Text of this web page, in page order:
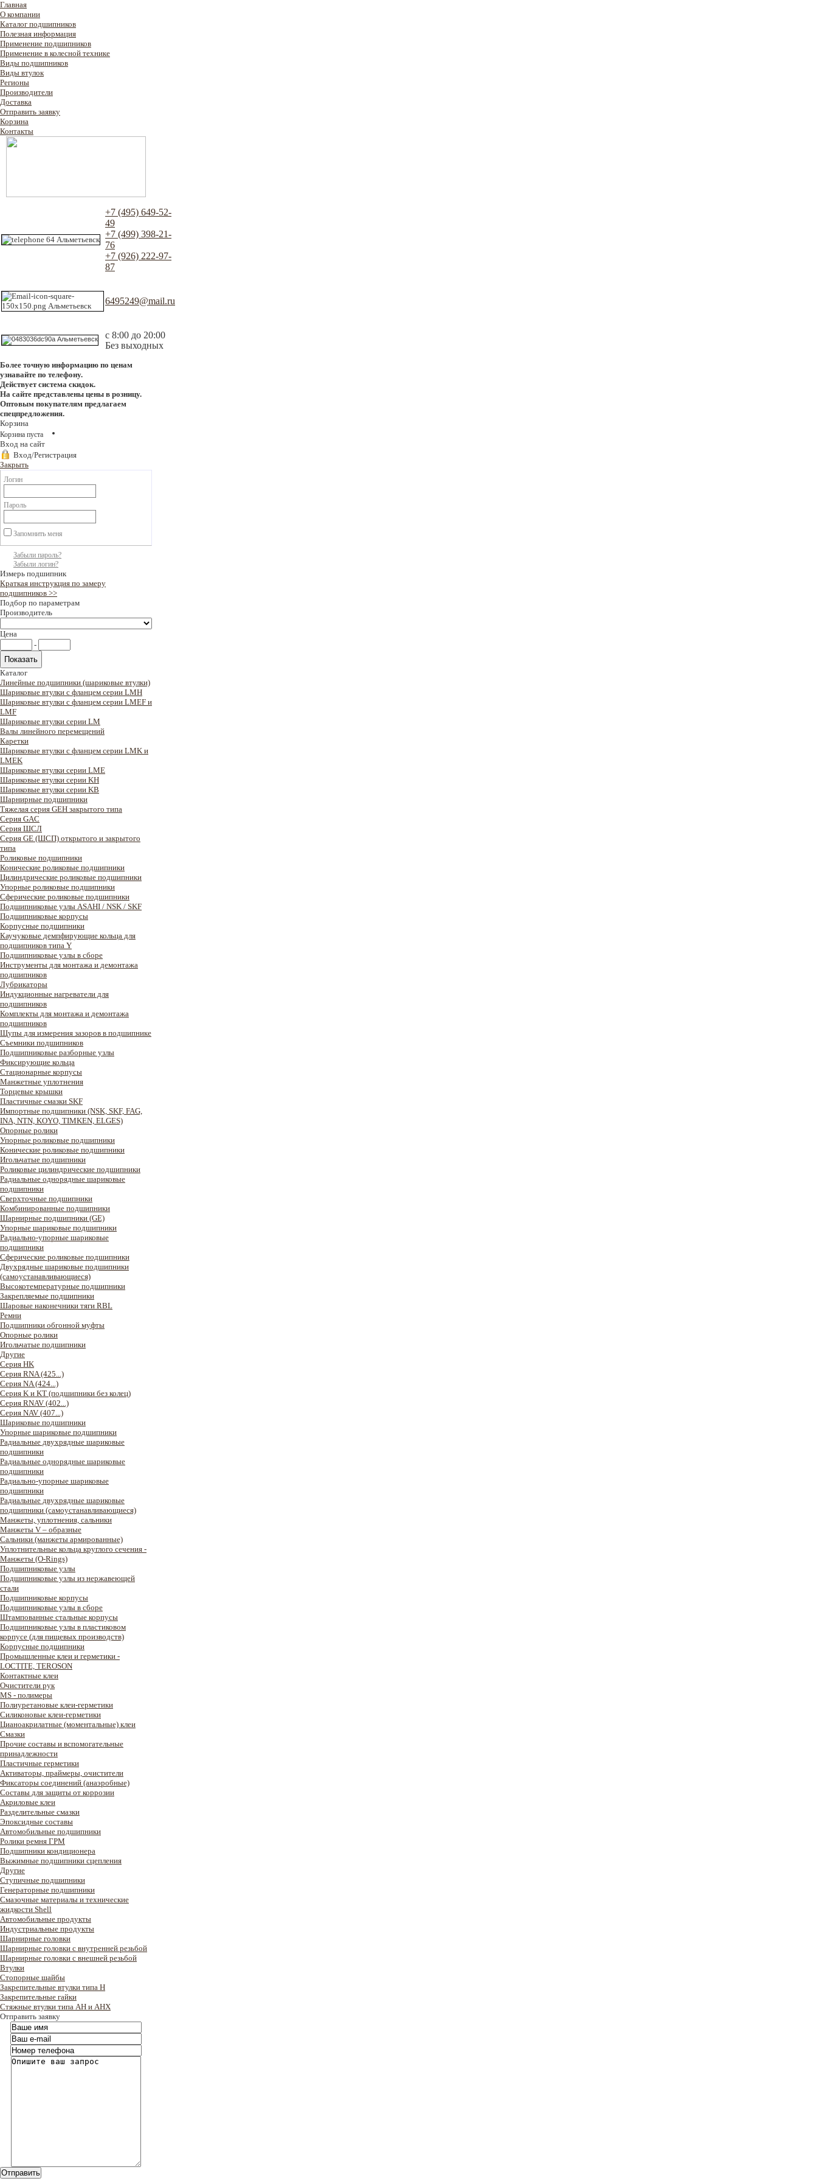
Главная
О компании
Каталог подшипников
Полезная информация
Применение подшипников
Применение в колесной технике
Виды подшипников
Виды втулок
Регионы
Производители
Доставка
Отправить заявку
Корзина
Контакты
+7 (495) 649-52-
49
+7 (499) 398-21-
76
+7 (926) 222-97-
87
6495249@mail.ru
с 8:00 до 20:00
Без выходных
Более точную информацию по ценам
узнавайте по телефону.
Действует система скидок.
На сайте представлены цены в розницу.
Оптовым покупателям предлагаем
спецпредложения.
Корзина
Корзина пуста
Вход на сайт
Вход/Регистрация
Закрыть
Логин
Пароль
Запомнить меня
Забыли пароль?
Забыли логин?
Измерь подшипник
Краткая инструкция по замеру
подшипников >>
Подбор по параметрам
Производитель
Цена
-
Каталог
Линейные подшипники (шариковые втулки)
Шариковые втулки с фланцем серии LMH
Шариковые втулки с фланцем серии LMEF и
LMF
Шариковые втулки серии LM
Валы линейного перемещений
Каретки
Шариковые втулки с фланцем серии LMK и
LMEK
Шариковые втулки серии LME
Шариковые втулки серии KH
Шариковые втулки серии KB
Шарнирные подшипники
Тяжелая серия GEH закрытого типа
Серия GAC
Cерия ШСЛ
Серия GE (ШСП) открытого и закрытого
типа
Роликовые подшипники
Конические роликовые подшипники
Цилиндрические роликовые подшипники
Упорные роликовые подшипники
Сферические роликовые подшипники
Подшипниковые узлы ASAHI / NSK / SKF
Подшипниковые корпусы
Корпусные подшипники
Каучуковые демпфирующие кольца для
подшипников типа Y
Подшипниковые узлы в сборе
Инструменты для монтажа и демонтажа
подшипников
Лубрикаторы
Индукционные нагреватели для
подшипников
Комплекты для монтажа и демонтажа
подшипников
Щупы для измерения зазоров в подшипнике
Съемники подшипников
Подшипниковые разборные узлы
Фиксирующие кольца
Стационарные корпусы
Манжетные уплотнения
Торцевые крышки
Пластичные смазки SKF
Импортные подшипники (NSK, SKF, FAG,
INA, NTN, KOYO, TIMKEN, ELGES)
Опорные ролики
Упорные роликовые подшипники
Конические роликовые подшипники
Игольчатые подшипники
Роликовые цилиндрические подшипники
Радиальные однорядные шариковые
подшипники
Сверхточные подшипники
Комбинированные подшипники
Шарнирные подшипники (GE)
Упорные шариковые подшипники
Радиально-упорные шариковые
подшипники
Сферические роликовые подшипники
Двухрядные шариковые подшипники
(самоустанавливающиеся)
Высокотемпературные подшипники
Закрепляемые подшипники
Шаровые наконечники тяги RBL
Ремни
Подшипники обгонной муфты
Опорные ролики
Игольчатые подшипники
Другие
Серия HK
Серия RNA (425...)
Серия NA (424...)
Серия K и KT (подшипники без колец)
Серия RNAV (402...)
Серия NAV (407...)
Шариковые подшипники
Упорные шариковые подшипники
Радиальные двухрядные шариковые
подшипники
Радиальные однорядные шариковые
подшипники
Радиально-упорные шариковые
подшипники
Радиальные двухрядные шариковые
подшипники (самоустанавливающиеся)
Манжеты, уплотнения, сальники
Манжеты V – образные
Сальники (манжеты армированные)
Уплотнительные кольца круглого сечения -
Манжеты (O-Rings)
Подшипниковые узлы
Подшипниковые узлы из нержавеющей
стали
Подшипниковые корпусы
Подшипниковые узлы в сборе
Штампованные стальные корпусы
Подшипниковые узлы в пластиковом
корпусе (для пищевых производств)
Корпусные подшипники
Промышленные клеи и герметики -
LOCTITE, TEROSON
Контактные клеи
Очистители рук
MS - полимеры
Полиуретановые клеи-герметики
Силиконовые клеи-герметики
Цианоакрилатные (моментальные) клеи
Смазки
Прочие составы и вспомогательные
принадлежности
Пластичные герметики
Активаторы, праймеры, очистители
Фиксаторы соединений (анаэробные)
Составы для защиты от коррозии
Акриловые клеи
Разделительные смазки
Эпоксидные составы
Автомобильные подшипники
Ролики ремня ГРМ
Подшипники кондиционера
Выжимные подшипники сцепления
Другие
Ступичные подшипники
Генераторные подшипники
Смазочные материалы и технические
жидкости Shell
Автомобильные продукты
Индустриальные продукты
Шарнирные головки
Шарнирные головки с внутренней резьбой
Шарнирные головки с внешней резьбой
Втулки
Стопорные шайбы
Закрепительные втулки типа H
Закрепительные гайки
Стяжные втулки типа AH и AHX
Отправить заявку
Отправить